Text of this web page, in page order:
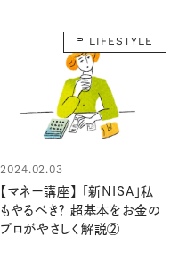
LIFESTYLE
2024.02.03
【マネー講座】 「新NISA」私
もやるべき？ 超基本をお金の
プロがやさしく解説②